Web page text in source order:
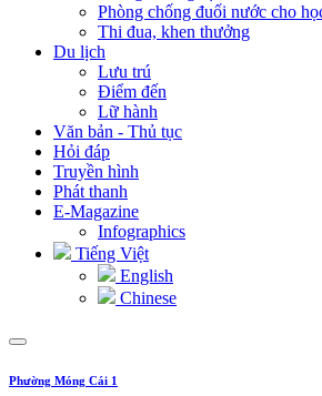
Phòng chống đuối nước cho
Thi đua, khen thưởng
Du lịch
Lưu trú
Điểm đến
Lữ hành
Văn bản - Thủ tục
Hỏi đáp
Truyền hình
Phát thanh
E-Magazine
Infographics
Tiếng Việt
English
Chinese
Phường Móng Cái 1